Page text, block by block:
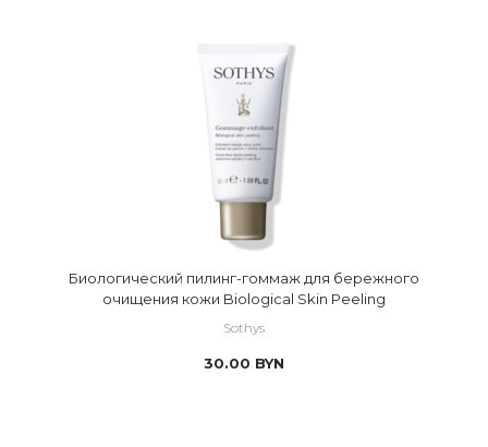
Биологический пилинг-гоммаж для бережного
очищения кожи Biological Skin Peeling
Sothys
30.00 BYN